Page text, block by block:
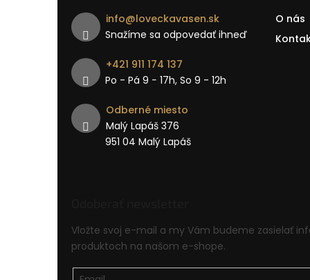
info@loveckavasen.sk
Snažíme sa odpovedať ihneď
+421 911 174 137
Po - Pá 9 − 17h, So 9 - 12h
Odberné miesto
Malý Lapáš 376
951 04 Malý Lapáš
O nás
Vložte svoj e-mail a my Vám budeme zasielať
produktoch na našom e-shope.